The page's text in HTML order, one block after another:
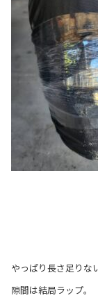
やっぱり長さ足りな
隙間は結局ラップ。